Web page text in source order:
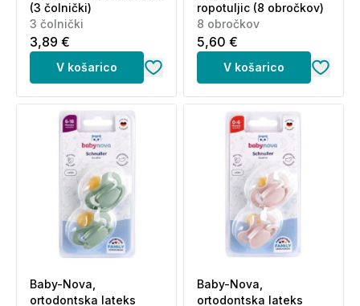
(3 čolnički)
3 čolnički
3,89 €
V košarico
ropotuljic (8 obročkov)
8 obročkov
5,60 €
V košarico
Baby-Nova,
ortodontska lateks
Baby-Nova,
ortodontska lateks